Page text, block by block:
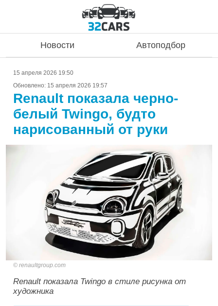
Новости Автоподбор
15 апреля 2026 19:50
Обновлено: 15 апреля 2026 19:57
Renault показала черно-
белый Twingo, будто
нарисованный от руки
renaultgroup.com
Renault показала Twingo в стиле рисунка от
художника